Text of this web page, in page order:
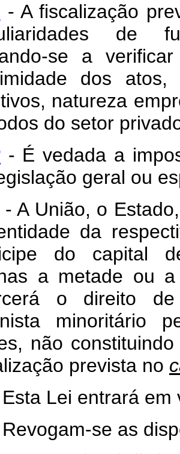
- A fiscalização
de
se a
dos
natureza
do setor
- É vedada a
geral ou
- A União, o
da
do capital
a metade ou
o direito de
minoritário
não
prevista no
Esta Lei entrará
se as